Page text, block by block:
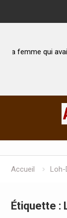
brûlée avec son
Accueil Loh-
Étiquette :